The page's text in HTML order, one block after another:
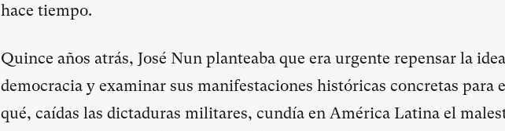
hace tiempo.
Quince años atrás, José Nun planteaba que era urgente repensar la
democracia y examinar sus manifestaciones históricas concretas para
qué, caídas las dictaduras militares, cundía en América Latina el